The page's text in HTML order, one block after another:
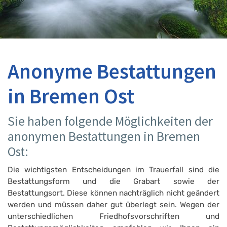
Anonyme Bestattungen
in Bremen Ost
Sie haben folgende Möglichkeiten der
anonymen Bestattungen in Bremen
Ost:
Die wichtigsten Entscheidungen im Trauerfall sind die
Bestattungsform und die Grabart sowie der
Bestattungsort. Diese können nachträglich nicht geändert
werden und müssen daher gut überlegt sein. Wegen der
unterschiedlichen Friedhofsvorschriften und